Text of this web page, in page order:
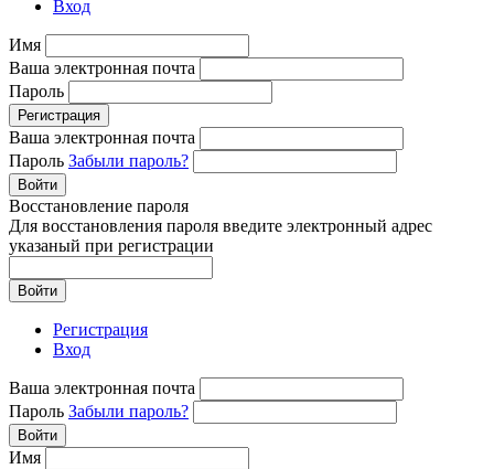
Вход
Имя
Ваша электронная почта
Пароль
Регистрация
Ваша электронная почта
Пароль Забыли пароль?
Войти
Восстановление пароля
Для восстановления пароля введите электронный адрес
указаный при регистрации
Войти
Регистрация
Вход
Ваша электронная почта
Пароль Забыли пароль?
Войти
Имя